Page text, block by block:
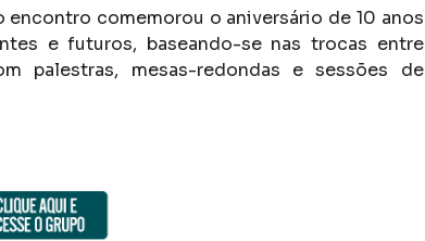
comemorou o aniversário de 10 anos
e futuros, baseando-se nas trocas entre
palestras, mesas-redondas e sessões de